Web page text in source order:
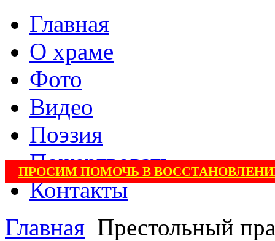
Главная
О храме
Фото
Видео
Поэзия
Пожертвовать
Контакты
ПРОСИМ ПОМОЧЬ В
Главная Престольный